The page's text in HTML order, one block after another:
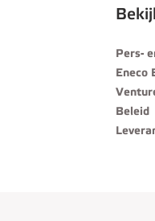
Pers-
Eneco
Beleid